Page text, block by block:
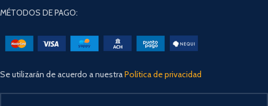
MÉTODOS DE PAGO:
Se utilizarán de acuerdo a nuestraPolítica de privacidad